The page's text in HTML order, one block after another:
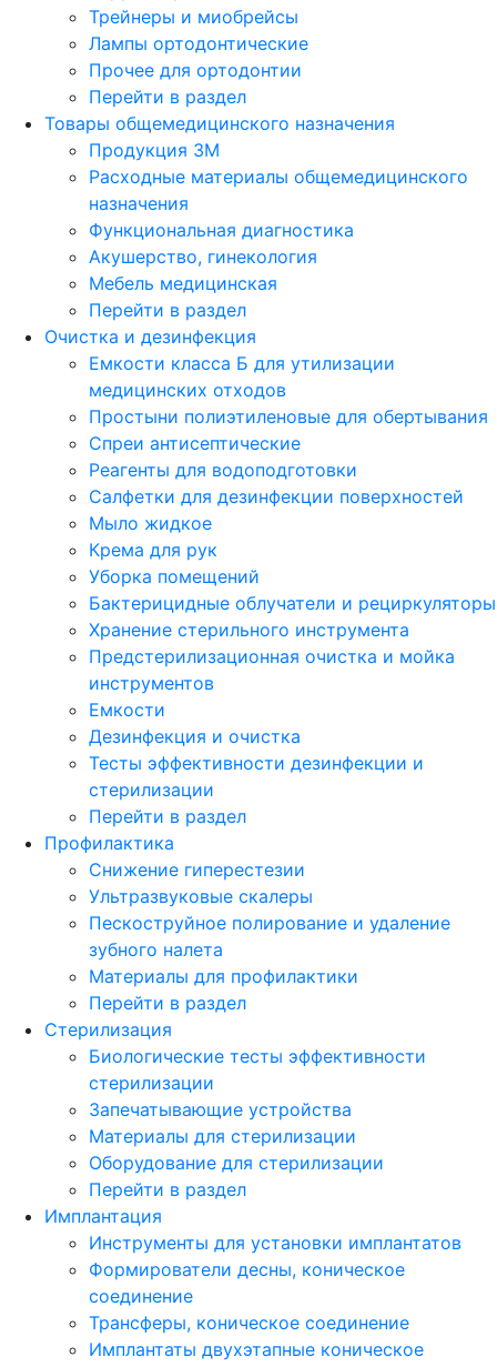
Трейнеры и миобрейсы
Лампы ортодонтические
Прочее для ортодонтии
Перейти в раздел
Товары общемедицинского назначения
Продукция 3М
Расходные материалы общемедицинского
назначения
Функциональная диагностика
Акушерство, гинекология
Мебель медицинская
Перейти в раздел
Очистка и дезинфекция
Емкости класса Б для утилизации
медицинских отходов
Простыни полиэтиленовые для обертывания
Спреи антисептические
Реагенты для водоподготовки
Салфетки для дезинфекции поверхностей
Мыло жидкое
Крема для рук
Уборка помещений
Бактерицидные облучатели и рециркуляторы
Хранение стерильного инструмента
Предстерилизационная очистка и мойка
инструментов
Емкости
Дезинфекция и очистка
Тесты эффективности дезинфекции и
стерилизации
Перейти в раздел
Профилактика
Снижение гиперестезии
Ультразвуковые скалеры
Пескоструйное полирование и удаление
зубного налета
Материалы для профилактики
Перейти в раздел
Стерилизация
Биологические тесты эффективности
стерилизации
Запечатывающие устройства
Материалы для стерилизации
Оборудование для стерилизации
Перейти в раздел
Имплантация
Инструменты для установки имплантатов
Формирователи десны, коническое
соединение
Трансферы, коническое соединение
Имплантаты двухэтапные коническое